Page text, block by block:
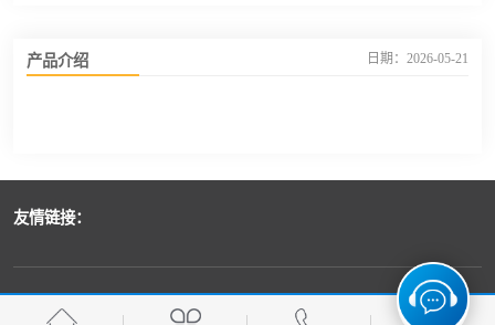
产品介绍 日期：2026-05-21
友情链接：